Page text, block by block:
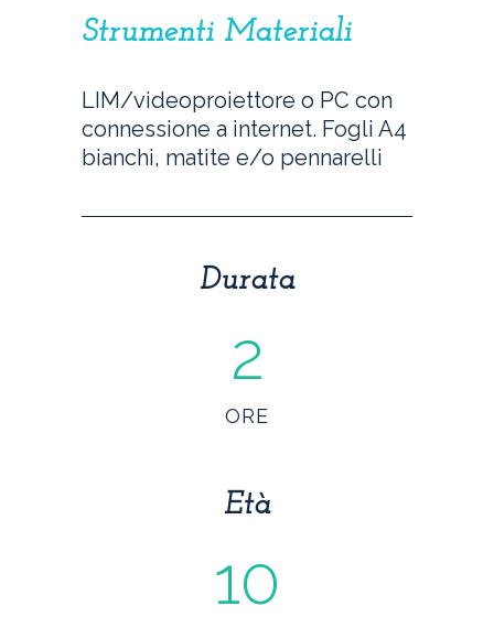
Strumenti Materiali
LIM/videoproiettore o PC con
connessione a internet. Fogli A4
bianchi, matite e/o pennarelli
Durata
2
ORE
Età
10